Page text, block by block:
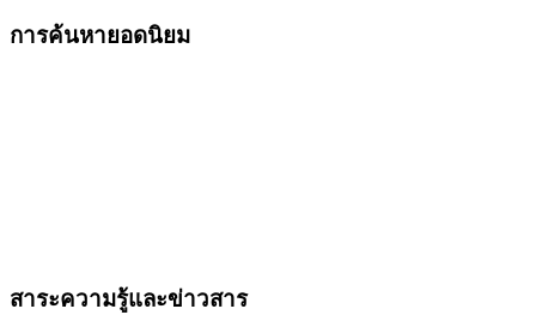
การค้นหายอดนิยม
สาระความรู้และข่าวสาร